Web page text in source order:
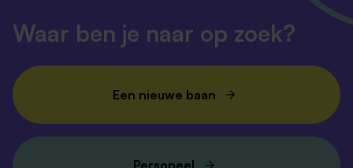
Waar ben je naar op zoek?
Een nieuwe baan